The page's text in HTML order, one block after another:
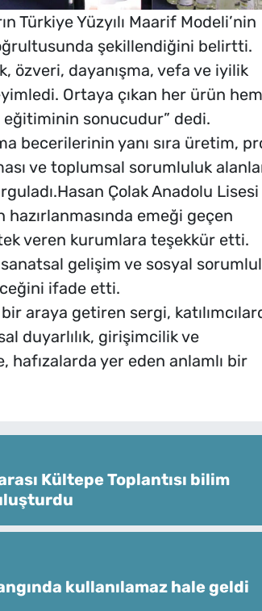
Türkiye Yüzyılı Maarif Modeli’nin
şekillendiğini belirtti.
özveri, dayanışma, vefa ve iyilik
Ortaya çıkan her ürün
eğitiminin sonucudur” dedi.
becerilerinin yanı sıra üretim,
ve toplumsal sorumluluk
Çolak Anadolu Lisesi
emeği geçen
veren kurumlara teşekkür etti.
gelişim ve sosyal
ifade etti.
araya getiren sergi,
duyarlılık, girişimcilik ve
yer eden anlamlı bir
Kültepe Toplantısı bilim
kullanılamaz hale geldi